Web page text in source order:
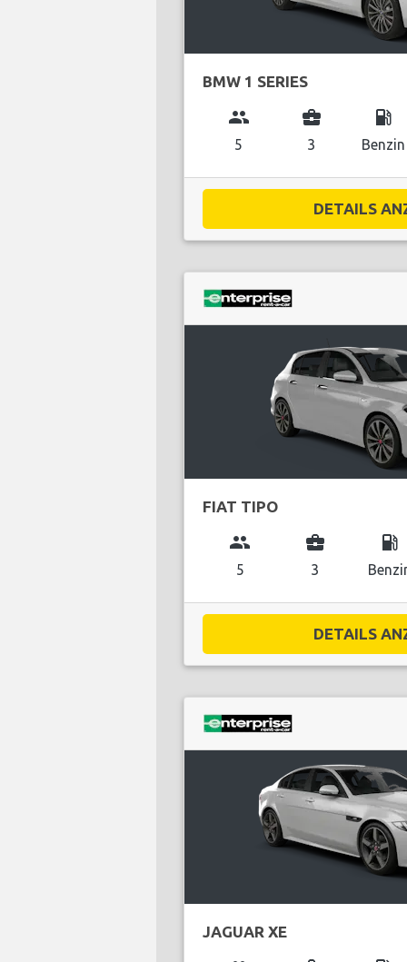
BMW 1 SERIES
group
5
business_center
3
local_gas_station
Benzin
DETAILS
FIAT TIPO
group
5
business_center
3
local_gas_station
DETAILS
JAGUAR XE